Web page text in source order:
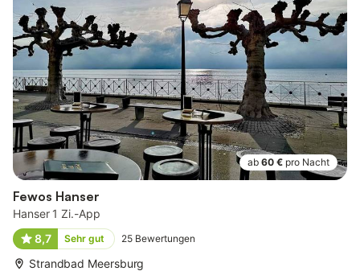
ab 60 € pro Nacht
Fewos Hanser
Hanser 1 Zi.-App
8,7
Sehr gut 25 Bewertungen
Strandbad Meersburg